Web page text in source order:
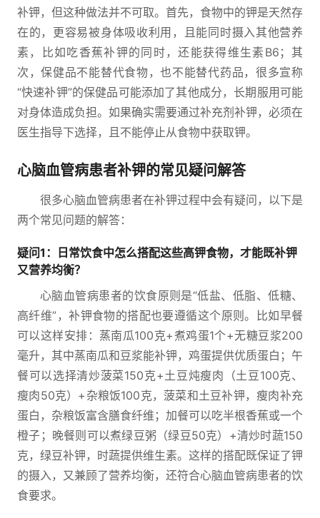
补钾，但这种做法并不可取。首先，食物中的钾是天然存
在的，更容易被身体吸收利用，且能同时摄入其他营养
素，比如吃香蕉补钾的同时，还能获得维生素B6；其
次，保健品不能替代食物，也不能替代药品，很多宣称
“快速补钾”的保健品可能添加了其他成分，长期服用可能
对身体造成负担。如果确实需要通过补充剂补钾，必须在
医生指导下选择，且不能停止从食物中获取钾。
心脑血管病患者补钾的常见疑问解答
很多心脑血管病患者在补钾过程中会有疑问，以下是
两个常见问题的解答：
疑问1：日常饮食中怎么搭配这些高钾食物，才能既补钾
又营养均衡？
心脑血管病患者的饮食原则是“低盐、低脂、低糖、
高纤维”，补钾食物的搭配也要遵循这个原则。比如早餐
可以这样安排：蒸南瓜100克+煮鸡蛋1个+无糖豆浆200
毫升，其中蒸南瓜和豆浆能补钾，鸡蛋提供优质蛋白；午
餐可以选择清炒菠菜150克+土豆炖瘦肉（土豆100克、
瘦肉50克）+杂粮饭100克，菠菜和土豆补钾，瘦肉补充
蛋白，杂粮饭富含膳食纤维；加餐可以吃半根香蕉或一个
橙子；晚餐则可以煮绿豆粥（绿豆50克）+清炒时蔬150
克，绿豆补钾，时蔬提供维生素。这样的搭配既保证了钾
的摄入，又兼顾了营养均衡，还符合心脑血管病患者的饮
食要求。